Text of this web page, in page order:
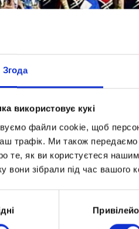
Згода
використовує кукі
файли cookie, щоб
трафік. Ми також
те, як ви користуєтеся
вони зібрали під час вашого